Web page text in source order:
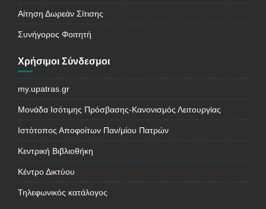
Αίτηση Δωρεάν Σίτισης
Συνήγορος Φοιτητή
Χρήσιμοι Σύνδεσμοι
my.upatras.gr
Μονάδα Ισότιμης Πρόσβασης-Κανονισμός Λειτουργίας
Ιστότοπος Αποφοίτων Παν/μίου Πατρών
Κεντρική Βιβλιοθήκη
Κέντρο Δικτύου
Τηλεφωνικός κατάλογος